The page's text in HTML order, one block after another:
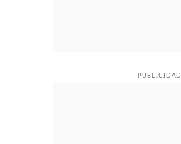
PUBLICIDAD